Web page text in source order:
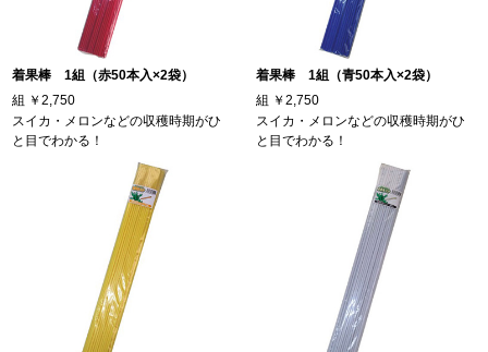
着果棒 1組（赤50本入×2袋）
組 ￥2,750
スイカ・メロンなどの収穫時期がひ
と目でわかる！
着果棒 1組（青50本入×2袋）
組 ￥2,750
スイカ・メロンなどの収穫時期がひ
と目でわかる！